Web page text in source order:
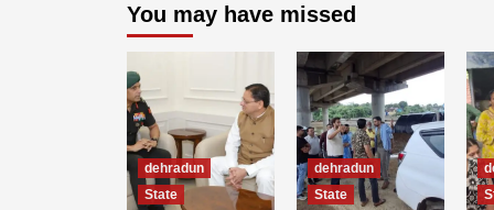
You may have missed
dehradun
State
dehradun
State